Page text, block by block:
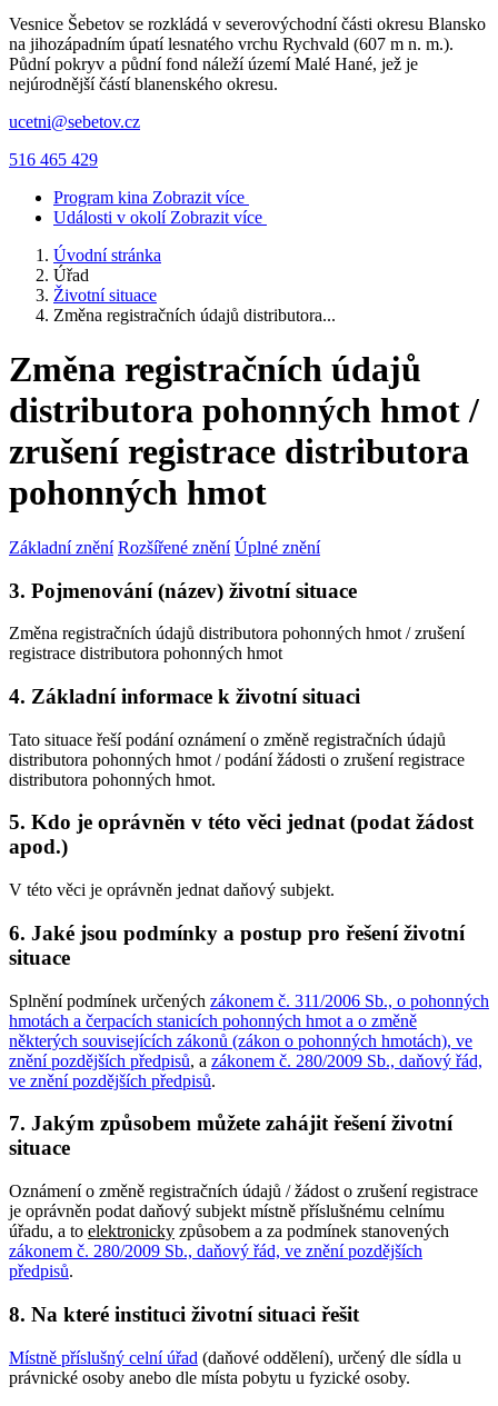
Vesnice Šebetov se rozkládá v severovýchodní části okresu Blansko
na jihozápadním úpatí lesnatého vrchu Rychvald (607 m n. m.).
Půdní pokryv a půdní fond náleží území Malé Hané, jež je
nejúrodnější částí blanenského okresu.
ucetni@sebetov.cz
516 465 429
Program kina Zobrazit více
Události v okolí Zobrazit více
Úvodní stránka
Úřad
Životní situace
Změna registračních údajů distributora...
Změna registračních údajů
distributora pohonných hmot /
zrušení registrace distributora
pohonných hmot
Základní znění Rozšířené znění Úplné znění
3. Pojmenování (název) životní situace
Změna registračních údajů distributora pohonných hmot / zrušení
registrace distributora pohonných hmot
4. Základní informace k životní situaci
Tato situace řeší podání oznámení o změně registračních údajů
distributora pohonných hmot / podání žádosti o zrušení registrace
distributora pohonných hmot.
5. Kdo je oprávněn v této věci jednat (podat žádost
apod.)
V této věci je oprávněn jednat daňový subjekt.
6. Jaké jsou podmínky a postup pro řešení životní
situace
Splnění podmínek určených zákonem č. 311/2006 Sb., o pohonných
hmotách a čerpacích stanicích pohonných hmot a o změně
některých souvisejících zákonů (zákon o pohonných hmotách), ve
znění pozdějších předpisů, a zákonem č. 280/2009 Sb., daňový řád,
ve znění pozdějších předpisů.
7. Jakým způsobem můžete zahájit řešení životní
situace
Oznámení o změně registračních údajů / žádost o zrušení registrace
je oprávněn podat daňový subjekt místně příslušnému celnímu
úřadu, a to elektronicky způsobem a za podmínek stanovených
zákonem č. 280/2009 Sb., daňový řád, ve znění pozdějších
předpisů.
8. Na které instituci životní situaci řešit
Místně příslušný celní úřad (daňové oddělení), určený dle sídla u
právnické osoby anebo dle místa pobytu u fyzické osoby.